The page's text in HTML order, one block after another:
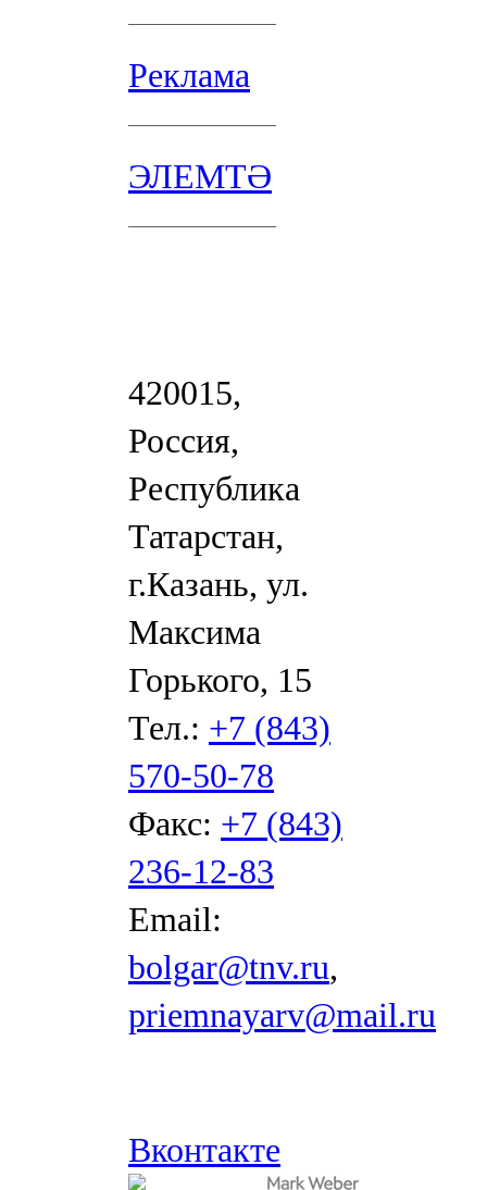
Реклама
ЭЛЕМТӘ
420015,
Россия,
Республика
Татарстан,
г.Казань, ул.
Максима
Горького, 15
Тел.: +7 (843)
570-50-78
Факс: +7 (843)
236-12-83
Email:
bolgar@tnv.ru,
priemnayarv@mail.ru
Вконтакте